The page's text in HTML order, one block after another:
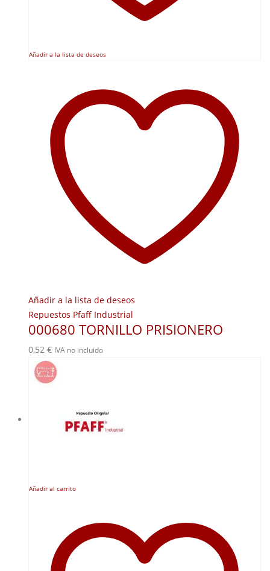
Añadir a la lista de deseos
Añadir a la lista de deseos
Repuestos Pfaff Industrial
000680 TORNILLO PRISIONERO
0,52 € IVA no incluido
Añadir al carrito